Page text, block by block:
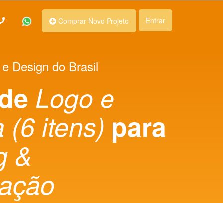
Comprar Novo Projeto Entrar
Design do Brasil
Logo e
(6 itens) para
&